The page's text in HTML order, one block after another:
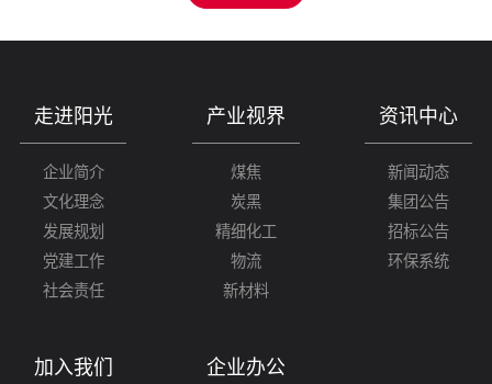
走进阳光
企业简介
文化理念
发展规划
党建工作
社会责任
产业视界
煤焦
炭黑
精细化工
物流
新材料
资讯中心
新闻动态
集团公告
招标公告
环保系统
加入我们 企业办公